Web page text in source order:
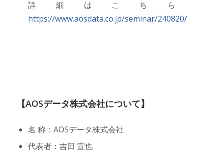
詳細はこちら
https://www.aosdata.co.jp/seminar/240820/
【AOSデータ株式会社について】
名 称：AOSデータ株式会社
代表者：吉田 宣也